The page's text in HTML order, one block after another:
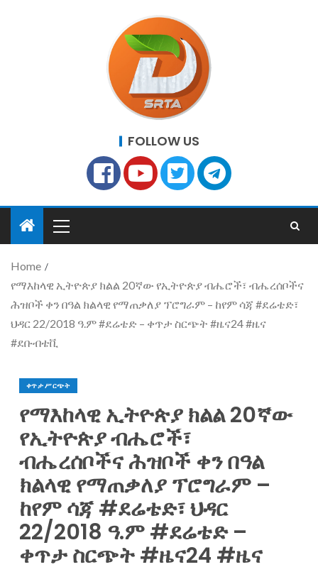
FOLLOW US
Home
የማእከላዊ ኢትዮጵያ ክልል 20ኛው የኢትዮጵያ ብሔሮች፣ ብሔረሰቦችና
ሕዝቦች ቀን በዓል ክልላዊ የማጠቃለያ ፕሮግራም – ከየም ሳጃ #ደሬቴድ፣
ህዳር 22/2018 ዓ.ም #ደሬቴድ – ቀጥታ ስርጭት #ዜና24 #ዜና
#ደቡብቴቪ
ቀጥታ ሥርጭት
የማእከላዊ ኢትዮጵያ ክልል 20ኛው
የኢትዮጵያ ብሔሮች፣
ብሔረሰቦችና ሕዝቦች ቀን በዓል
ክልላዊ የማጠቃለያ ፕሮግራም –
ከየም ሳጃ #ደሬቴድ፣ ህዳር
22/2018 ዓ.ም #ደሬቴድ –
ቀጥታ ስርጭት #ዜና24 #ዜና